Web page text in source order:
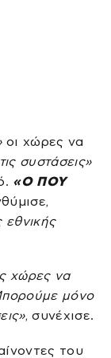
οι χώρες να
συστάσεις»
«Ο ΠΟΥ
εθνικής
χώρες να
μόνο
, συνέχισε.
του